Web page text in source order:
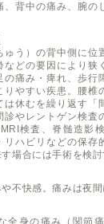
、背中の痛み、腕の
ゅう）の背中側に位
などの要因により狭
の痛み・痺れ、歩行
りやすい疾患。腰椎
は休むを繰り返す「
診やレントゲン検査
検査、脊髄造影
ハビリなどの保存
場合には手術を検討
不快感。痛みは夜
全身の痛み（関節